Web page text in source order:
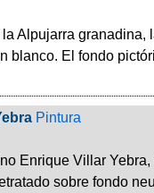
Alpujarra
blanco. El fondo
Pintura
Enrique Villar
sobre fondo